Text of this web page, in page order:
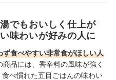
のアドバイス活動を開始。防犯・
両方で広めるべく、活動してい
でもおいしく仕上が
味わいが好みの人に
ず食べやすい非常食がほしい人
品には、香辛料の風味が強く
べ慣れた五目ごはんの味わい